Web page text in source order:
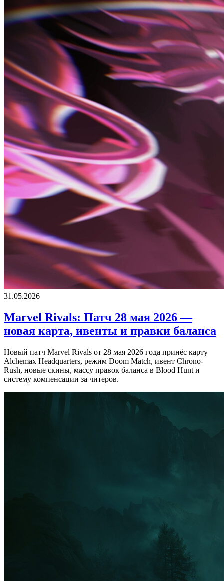
31.05.2026
Marvel Rivals: Патч 28 мая 2026 —
новая карта, ивенты и правки баланса
Новый патч Marvel Rivals от 28 мая 2026 года принёс карту
Alchemax Headquarters, режим Doom Match, ивент Chrono-
Rush, новые скины, массу правок баланса в Blood Hunt и
систему компенсации за читеров.